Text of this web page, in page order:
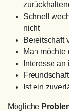
Schnell
nicht
Bereitschaft
Man möchte
Interesse
Ist ein
Mögliche